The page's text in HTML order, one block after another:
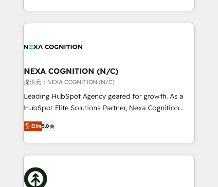
Solutions and Growth Solutions. As a fully
HubSpot Elite Solutions Partners and devout CRM
nerds who can harness HubSpot’s custom digital
experience. Working hand-in-hand with your team,
traffic, generates better leads and crushes your
revenue goals. We've worked with thousands of
HubSpot customers and we'd love to work with you
too! Clients come to us for: Advanced CRM solutions
HubSpot Data System Migrations between systems
to HubSpot New lead generation strategies Time-
website development Award-winning creative
NEXA COGNITION (N/C)
提供元：NEXA COGNITION (N/C)
Leading HubSpot Agency geared for growth. As a
HubSpot Elite Solutions Partner, Nexa Cognition
ranks in the top 1% of global HubSpot Partners and
has been one of the longest-standing partners since
2012. We empower businesses to harness the full
potential of HubSpot by combining strategic
insights with technical excellence, we deliver
bespoke HubSpot solutions tailored to drive
Elite5.0